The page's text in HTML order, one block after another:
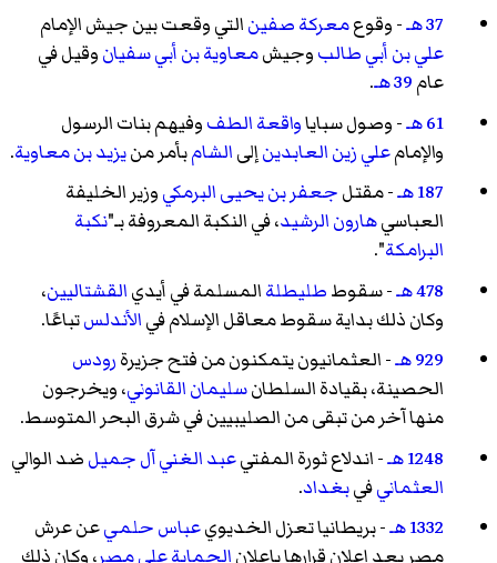
37 هـ
- وقوعمعركة صفينالتي وقعت بين جيش الإمام
علي بن أبي طالبوجيشمعاوية بن أبي سفيانوقيل في
عام39 هـ
.
61 هـ
- وصول سباياواقعة الطفوفيهمبنات الرسول
والإمامعلي زين العابدينإلىالشامبأمر منيزيد بن معاوية.
187 هـ
- مقتلجعفر بن يحيى البرمكيوزير الخليفة
العباسيهارون الرشيد، في النكبة المعروفة بـ"نكبة
البرامكة".
478 هـ
- سقوططليطلةالمسلمة في أيديالقشتاليين،
وكان ذلك بداية سقوط معاقل الإسلام فيالأندلستباعًا.
929 هـ
- العثمانيون يتمكنون من فتح جزيرةرودس
الحصينة، بقيادة السلطانسليمان القانوني، ويخرجون
منها آخر من تبقى من الصليبيين في شرق البحر المتوسط.
1248 هـ
- اندلاع ثورة المفتيعبد الغني آل جميلضد الوالي
العثمانيفيبغداد.
1332 هـ
- بريطانيا تعزل الخديويعباس حلميعن عرش
مصر بعد إعلان قرارها بإعلانالحماية على مصر، وكان ذلك